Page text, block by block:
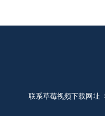
联系草莓视频下载网址